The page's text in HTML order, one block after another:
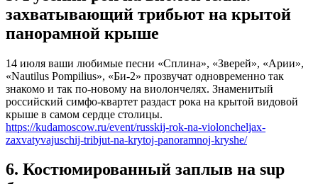
захватывающий трибьют на крытой
панорамной крыше
14 июля ваши любимые песни «Сплина», «Зверей», «Арии»,
«Nautilus Pompilius», «Би-2» прозвучат одновременно так
знакомо и так по-новому на виолончелях. Знаменитый
российский симфо-квартет раздаст рока на крытой видовой
крыше в самом сердце столицы.
https://kudamoscow.ru/event/russkij-rok-na-violoncheljax-
zaxvatyvajuschij-tribjut-na-krytoj-panoramnoj-kryshe/
6. Костюмированный заплыв на sup